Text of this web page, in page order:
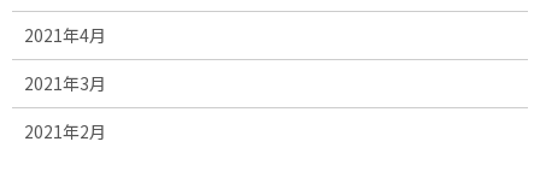
2021年4月
2021年3月
2021年2月